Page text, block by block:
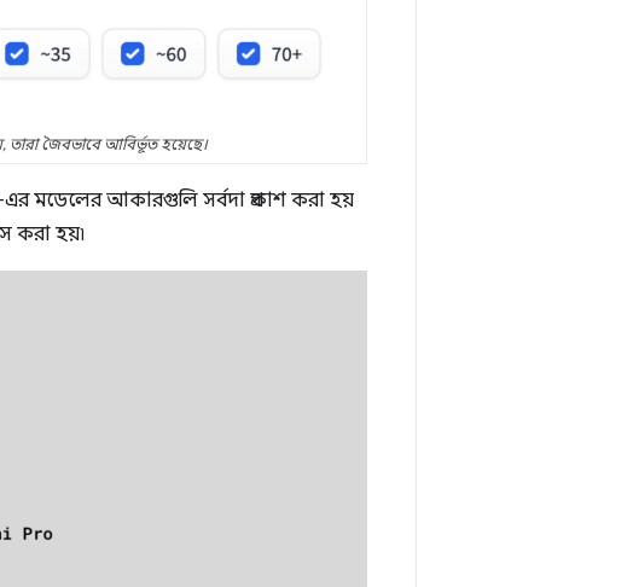
তারা জৈবভাবে আবির্ভূত হয়েছে।
এর মডেলের আকারগুলি সর্বদা প্রকাশ করা হয়
করা হয়৷